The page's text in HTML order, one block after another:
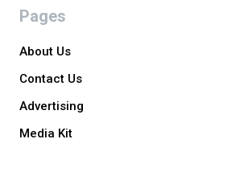
Pages
About Us
Contact Us
Advertising
Media Kit